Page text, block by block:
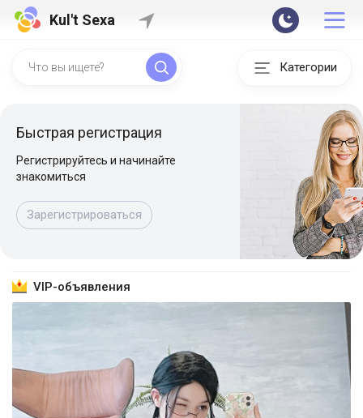
Kul't Sexa
Категории
Быстрая регистрация
Регистрируйтесь и начинайте
знакомиться
Зарегистрироваться
VIP-объявления